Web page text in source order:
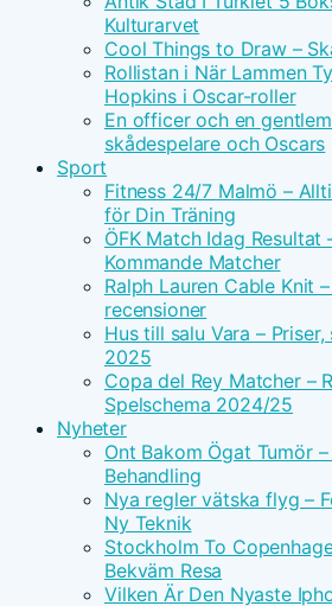
Kulturarvet
Cool Things to Draw –
Rollistan i När Lammen
Hopkins i Oscar-roller
En officer och en
skådespelare och Oscars
Sport
Fitness 24/7 Malmö –
för Din Träning
ÖFK Match Idag Resultat
Kommande Matcher
Ralph Lauren Cable Knit
recensioner
Hus till salu Vara –
2025
Copa del Rey Matcher –
Spelschema 2024/25
Nyheter
Ont Bakom Ögat Tumör
Behandling
Nya regler vätska flyg –
Ny Teknik
Stockholm To
Bekväm Resa
Vilken Är Den Nyaste